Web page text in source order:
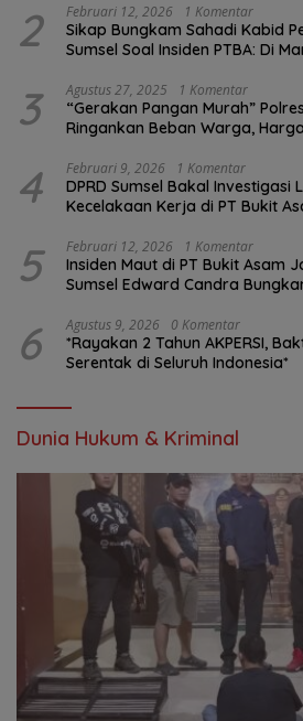
2 Februari 12, 2026 1 Komentar
Sikap Bungkam Sahadi Kabid
Sumsel Soal Insiden PTBA: Di
3 Agustus 27, 2025 1 Komentar
“Gerakan Pangan Murah”
Ringankan Beban Warga,
4 Februari 9, 2026 1 Komentar
DPRD Sumsel Bakal Investigasi
Kecelakaan Kerja di PT Bukit
5 Februari 12, 2026 1 Komentar
Insiden Maut di PT Bukit Asam
Sumsel Edward Candra
6 Agustus 9, 2026 0 Komentar
*Rayakan 2 Tahun AKPERSI,
Serentak di Seluruh Indonesia*
Dunia Hukum & Kriminal